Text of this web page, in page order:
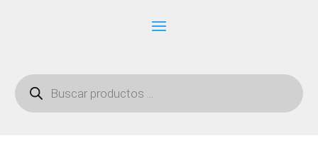
Búsqueda
de
productos